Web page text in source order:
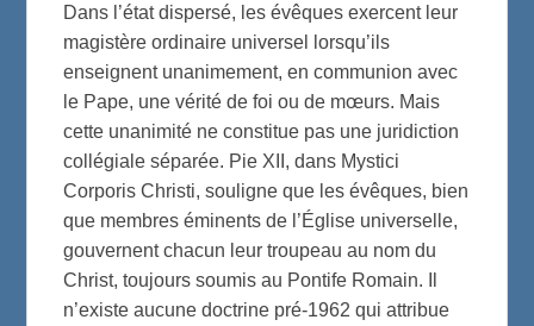
Dans l’état dispersé, les évêques exercent leur
magistère ordinaire universel lorsqu’ils
enseignent unanimement, en communion avec
le Pape, une vérité de foi ou de mœurs. Mais
cette unanimité ne constitue pas une juridiction
collégiale séparée. Pie XII, dans Mystici
Corporis Christi, souligne que les évêques, bien
que membres éminents de l’Église universelle,
gouvernent chacun leur troupeau au nom du
Christ, toujours soumis au Pontife Romain. Il
n’existe aucune doctrine pré-1962 qui attribue